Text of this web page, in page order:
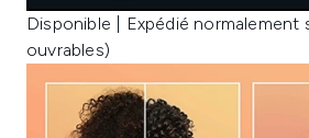
Disponible | Expédié normalement
ouvrables)